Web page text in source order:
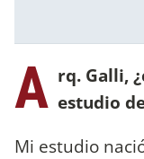
A rq. Galli,
estudio
Mi estudio